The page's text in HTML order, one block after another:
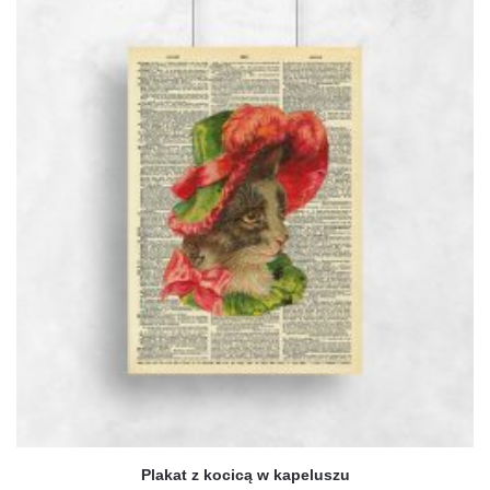
wiele
wariantów.
Opcje
można
wybrać
na
stronie
produktu
Plakat z kocicą w kapeluszu